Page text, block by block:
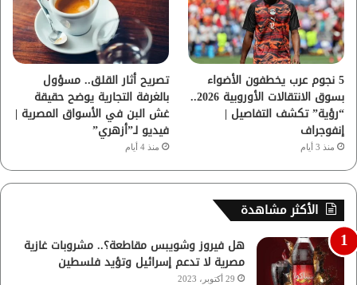
5 نجوم عرب يخطفون الأضواء
بسوق الانتقالات الأوروبية 2026..
“رؤية” تكشف التفاصيل |
إنفوجراف
منذ 3 أيام
تصريح أثار القلق.. مسؤول
بالغرفة التجارية يوضح حقيقة
غش البن في الأسواق المصرية |
فيديو لـ”أزهري”
منذ 4 أيام
الأكثر مشاهدة
هل فيروز وشويبس مقاطعة؟.. مشروبات غازية
مصرية لا تدعم إسرائيل وتؤيد فلسطين
29 أكتوبر، 2023